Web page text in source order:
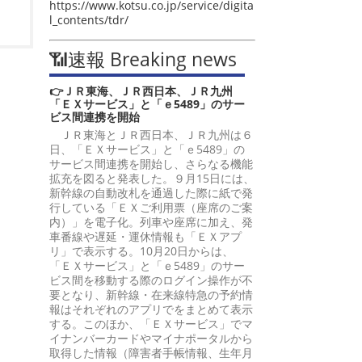
https://www.kotsu.co.jp/service/digita
l_contents/tdr/
📶速報 Breaking news
👉ＪＲ東海、ＪＲ西日本、ＪＲ九州
「ＥＸサービス」と「ｅ5489」のサー
ビス間連携を開始
ＪＲ東海とＪＲ西日本、ＪＲ九州は６
日、「ＥＸサービス」と「ｅ5489」の
サービス間連携を開始し、さらなる機能
拡充を図ると発表した。９月15日には、
新幹線の自動改札を通過した際に紙で発
行している「ＥＸご利用票（座席のご案
内）」を電子化。列車や座席に加え、発
車番線や遅延・運休情報も「ＥＸアプ
リ」で表示する。10月20日からは、
「ＥＸサービス」と「ｅ5489」のサー
ビス間を移動する際のログイン操作が不
要となり、新幹線・在来線特急の予約情
報はそれぞれのアプリでをまとめて表示
する。このほか、「ＥＸサービス」でマ
イナンバーカードやマイナポータルから
取得した情報（障害者手帳情報、生年月